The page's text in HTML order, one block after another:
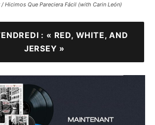
/ Hicimos Que Pareciera Fácil (with Carin León)
: « RED, WHITE, AND
JERSEY »